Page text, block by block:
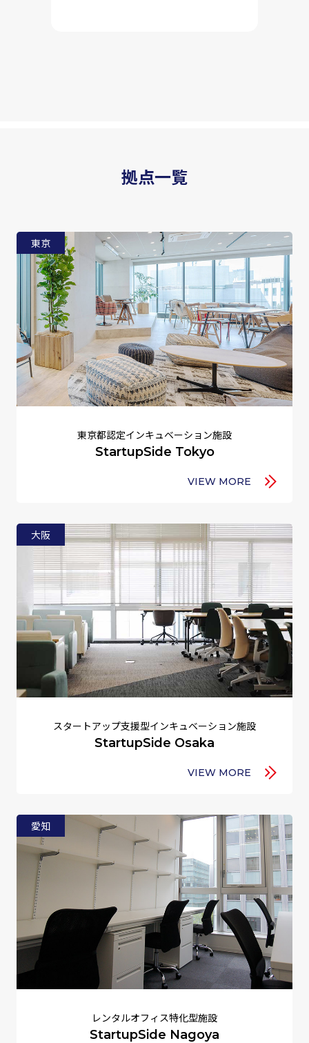
拠点一覧
東京
東京都認定インキュベーション施設
StartupSide Tokyo
VIEW MORE
大阪
スタートアップ支援型インキュベーション施設
StartupSide Osaka
VIEW MORE
愛知
レンタルオフィス特化型施設
StartupSide Nagoya